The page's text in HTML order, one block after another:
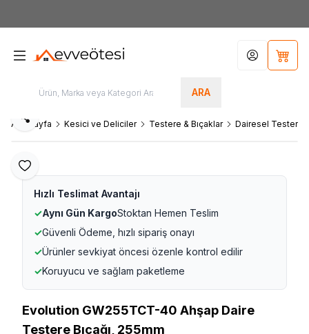
ARA
Hesabım
Ana Sayfa Kesici ve Deliciler Testere & Bıçaklar Dairesel Testere
Favoriye Ekle
Paylaş
Hızlı Teslimat Avantajı
✓Aynı Gün KargoStoktan Hemen Teslim
✓Güvenli Ödeme, hızlı sipariş onayı
✓Ürünler sevkiyat öncesi özenle kontrol edilir
✓Koruyucu ve sağlam paketleme
Evolution GW255TCT-40 Ahşap Daire
Testere Bıçağı, 255mm